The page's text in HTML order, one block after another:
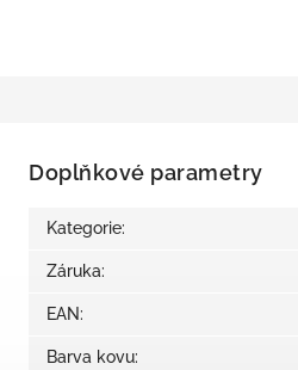
Doplňkové parametry
Kategorie:
Záruka:
EAN:
Barva kovu: